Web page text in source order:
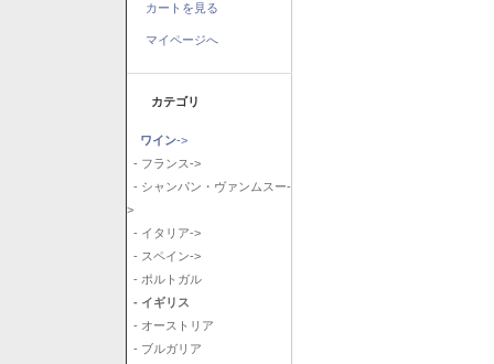
カートを見る
マイページへ
カテゴリ
ワイン->
- フランス->
- シャンパン・ヴァンムスー-
>
- イタリア->
- スペイン->
- ポルトガル
- イギリス
- オーストリア
- ブルガリア